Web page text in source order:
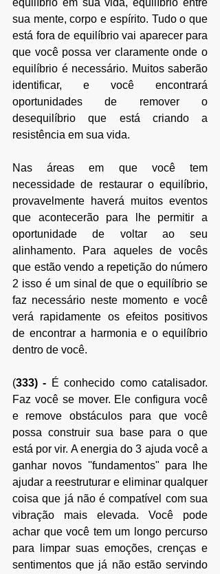
sua mente, corpo e espírito. Tudo o que
está fora de equilíbrio vai aparecer para
que você possa ver claramente onde o
equilíbrio é necessário. Muitos saberão
identificar, e você encontrará
oportunidades de remover o
desequilíbrio que está criando a
resistência em sua vida.
Nas áreas em que você tem
necessidade de restaurar o equilíbrio,
provavelmente haverá muitos eventos
que acontecerão para lhe permitir a
oportunidade de voltar ao seu
alinhamento. Para aqueles de vocês
que estão vendo a repetição do número
2 isso é um sinal de que o equilíbrio se
faz necessário neste momento e você
verá rapidamente os efeitos positivos
de encontrar a harmonia e o equilíbrio
dentro de você.
(333) - É conhecido como catalisador.
Faz você se mover. Ele configura você
e remove obstáculos para que você
possa construir sua base para o que
está por vir. A energia do 3 ajuda você a
ganhar novos ''fundamentos" para lhe
ajudar a reestruturar e eliminar qualquer
coisa que já não é compatível com sua
vibração mais elevada. Você pode
achar que você tem um longo percurso
para limpar suas emoções, crenças e
sentimentos que já não estão servindo